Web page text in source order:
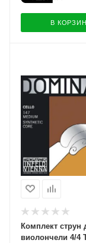
В
Комплект струн
виолончели 4/4